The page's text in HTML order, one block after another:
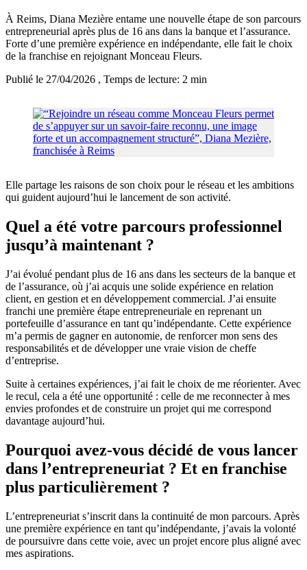
À Reims, Diana Mezière entame une nouvelle étape de son parcours
entrepreneurial après plus de 16 ans dans la banque et l’assurance.
Forte d’une première expérience en indépendante, elle fait le choix
de la franchise en rejoignant Monceau Fleurs.
Publié le 27/04/2026 , Temps de lecture: 2 min
Elle partage les raisons de son choix pour le réseau et les ambitions
qui guident aujourd’hui le lancement de son activité.
Quel a été votre parcours professionnel
jusqu’à maintenant ?
J’ai évolué pendant plus de 16 ans dans les secteurs de la banque et
de l’assurance, où j’ai acquis une solide expérience en relation
client, en gestion et en développement commercial. J’ai ensuite
franchi une première étape entrepreneuriale en reprenant un
portefeuille d’assurance en tant qu’indépendante. Cette expérience
m’a permis de gagner en autonomie, de renforcer mon sens des
responsabilités et de développer une vraie vision de cheffe
d’entreprise.
Suite à certaines expériences, j’ai fait le choix de me réorienter. Avec
le recul, cela a été une opportunité : celle de me reconnecter à mes
envies profondes et de construire un projet qui me correspond
davantage aujourd’hui.
Pourquoi avez-vous décidé de vous lancer
dans l’entrepreneuriat ? Et en franchise
plus particulièrement ?
L’entrepreneuriat s’inscrit dans la continuité de mon parcours. Après
une première expérience en tant qu’indépendante, j’avais la volonté
de poursuivre dans cette voie, avec un projet encore plus aligné avec
mes aspirations.